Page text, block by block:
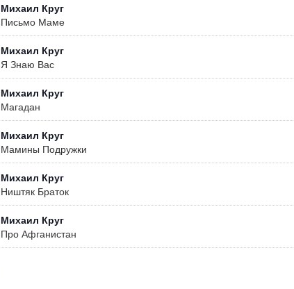
Михаил Круг
Письмо Маме
Михаил Круг
Я Знаю Вас
Михаил Круг
Магадан
Михаил Круг
Мамины Подружки
Михаил Круг
Ништяк Браток
Михаил Круг
Про Афганистан